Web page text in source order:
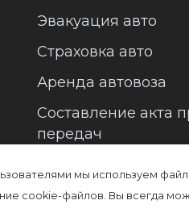
мы используем
cookie-файлов. Вы всегда
Эвакуация авто
Страховка авто
Аренда автовоза
Составление акта
передач